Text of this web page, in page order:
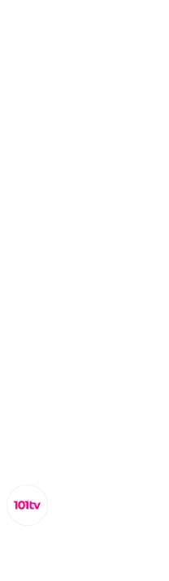
Málaga, la
que más ha
alquiler cinco